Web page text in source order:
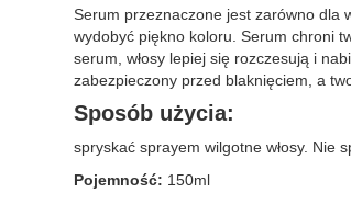
Serum przeznaczone jest zarówno dla
wydobyć piękno koloru. Serum chroni
serum, włosy lepiej się rozczesują i
zabezpieczony przed blaknięciem, a
Sposób użycia:
spryskać sprayem wilgotne włosy. Nie
Pojemność: 150ml